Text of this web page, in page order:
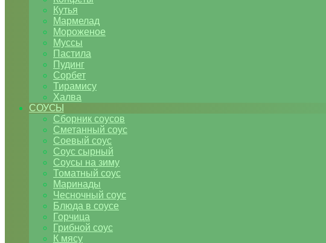
Кутья
Мармелад
Мороженое
Муссы
Пастила
Пудинг
Сорбет
Тирамису
Халва
СОУСЫ
Сборник соусов
Сметанный соус
Соевый соус
Соус сырный
Соусы на зиму
Томатный соус
Маринады
Чесночный соус
Блюда в соусе
Горчица
Грибной соус
К мясу